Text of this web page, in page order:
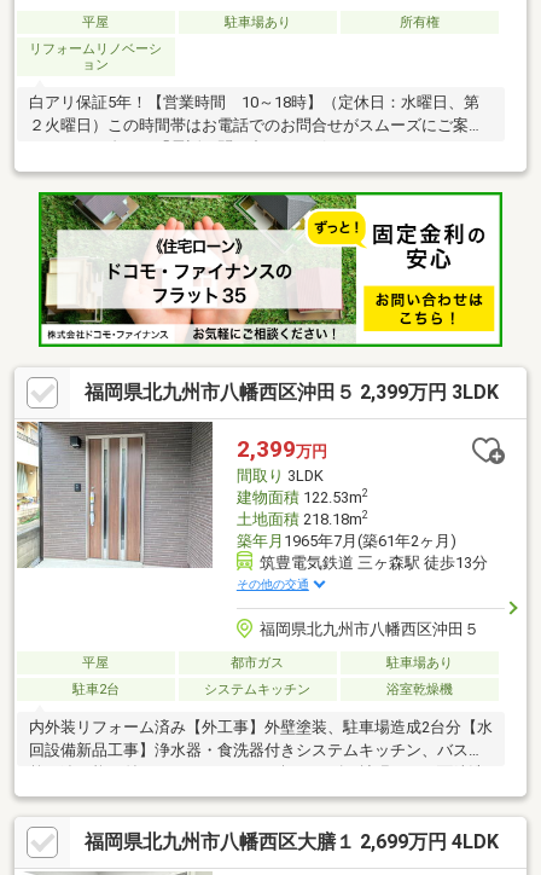
平屋 駐車場あり
所有権
リフォームリノベーシ
ョン
白アリ保証5年！【営業時間 10～18時】（定休日：水曜日、第
２火曜日）この時間帯はお電話でのお問合せがスムーズにご案内
福岡県北九州市八幡西区沖田５ 2,399万円 3LDK
2,399万円
間取り 3LDK
建物面積122.53m2
土地面積218.18m2
築年月 1965年7月(築61年2ヶ月)
筑豊電気鉄道 三ヶ森駅 徒歩13分
その他の交通
福岡県北九州市八幡西区沖田５
平屋 都市ガス
駐車場あり
駐車2台
システムキッチン 浴室乾燥機
内外装リフォーム済み【外工事】外壁塗装、駐車場造成2台分【水
回設備新品工事】浄水器・食洗器付きシステムキッチン、バス
乾・追い炊き付きユニットバス（１坪サイズに拡張）、三面鏡洗
面化粧台、TOTO製保温洗浄便座付きトイレ、都市ガス給湯器
（追い焚き機能付き）【内部】間取変更、玄関ドア・玄関タイ
ル、ミラー付シューズボックス、全室クロス、全室床木製フロ
ア、全室建具、サッシ（二重サッシ）、ＬＥＤ照明器具全室、モ
福岡県北九州市八幡西区大膳１ 2,699万円 4LDK